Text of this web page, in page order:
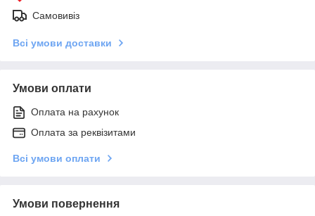
Самовивіз
Всі умови доставки
Умови оплати
Оплата на рахунок
Оплата за реквізитами
Всі умови оплати
Умови повернення